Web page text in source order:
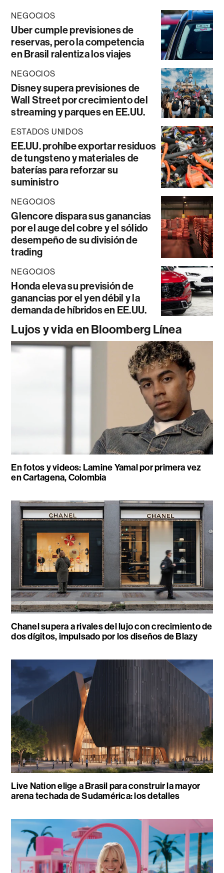
NEGOCIOS
Uber cumple previsiones de
reservas, pero la competencia
en Brasil ralentiza los viajes
NEGOCIOS
Disney supera previsiones de
Wall Street por crecimiento del
streaming y parques en EE.UU.
ESTADOS UNIDOS
EE.UU. prohíbe exportar residuos
de tungsteno y materiales de
baterías para reforzar su
suministro
NEGOCIOS
Glencore dispara sus ganancias
por el auge del cobre y el sólido
desempeño de su división de
trading
NEGOCIOS
Honda eleva su previsión de
ganancias por el yen débil y la
demanda de híbridos en EE.UU.
Lujos y vida en Bloomberg Línea
En fotos y videos: Lamine Yamal por primera vez
en Cartagena, Colombia
Chanel supera a rivales del lujo con crecimiento de
dos dígitos, impulsado por los diseños de Blazy
Live Nation elige a Brasil para construir la mayor
arena techada de Sudamérica: los detalles